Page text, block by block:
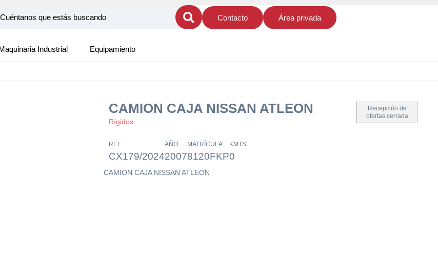
Contacto Área privada
Industrial Equipamiento
CAMION CAJA NISSAN ATLEON
Rígidos
Recepción de
ofertas cerrada
REF:
CX179/2024
AÑO:
2007
MATRÍCULA:
8120FKP
KMTS:
0
CAMION CAJA NISSAN ATLEON